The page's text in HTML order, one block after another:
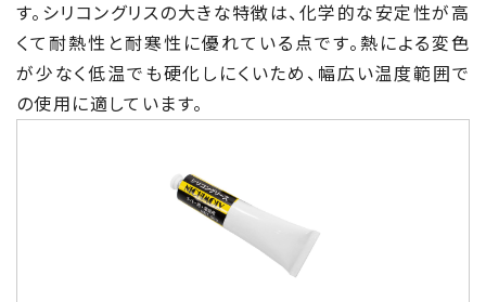
す。シリコングリスの大きな特徴は、化学的な安定性が高
くて耐熱性と耐寒性に優れている点です。熱による変色
が少なく低温でも硬化しにくいため、幅広い温度範囲で
の使用に適しています。